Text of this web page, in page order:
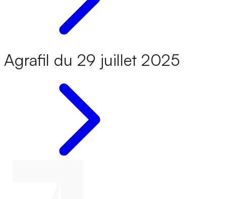
Agrafil du 29 juillet 2025